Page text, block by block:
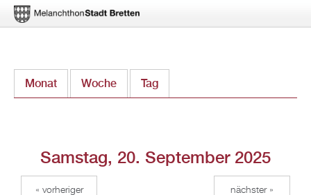
zum
Monat Woche Tag
Samstag, 20. September 2025
« vorheriger nächster »